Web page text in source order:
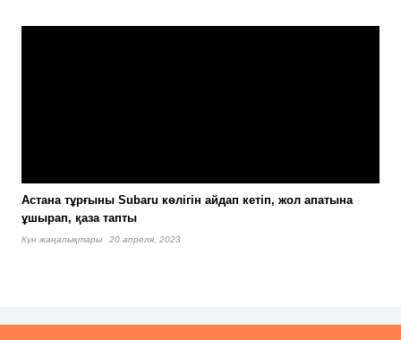
Астана тұрғыны Subaru көлігін айдап кетіп, жол апатына
ұшырап, қаза тапты
Күн жаңалықтары 20 апреля, 2023